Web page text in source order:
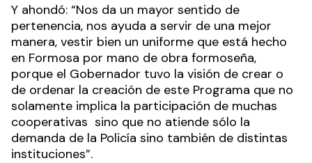
Y ahondó: “Nos da un mayor sentido de
pertenencia, nos ayuda a servir de una mejor
manera, vestir bien un uniforme que está hecho
en Formosa por mano de obra formoseña,
porque el Gobernador tuvo la visión de crear o
de ordenar la creación de este Programa que no
solamente implica la participación de muchas
cooperativas sino que no atiende sólo la
demanda de la Policía sino también de distintas
instituciones”.